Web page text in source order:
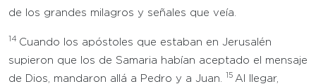
de los grandes milagros y señales que veía.
14 Cuando los apóstoles que estaban en Jerusalén
supieron que los de Samaria habían aceptado el mensaje
de Dios, mandaron allá a Pedro y a Juan.
15 Al llegar,